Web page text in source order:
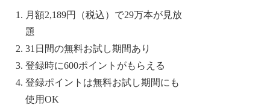
月額2,189円（税込）で29万本が見放
題
31日間の無料お試し期間あり
登録時に600ポイントがもらえる
登録ポイントは無料お試し期間にも
使用OK